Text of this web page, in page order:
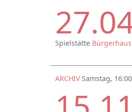
Spielstätte
ARCHIV Samstag,